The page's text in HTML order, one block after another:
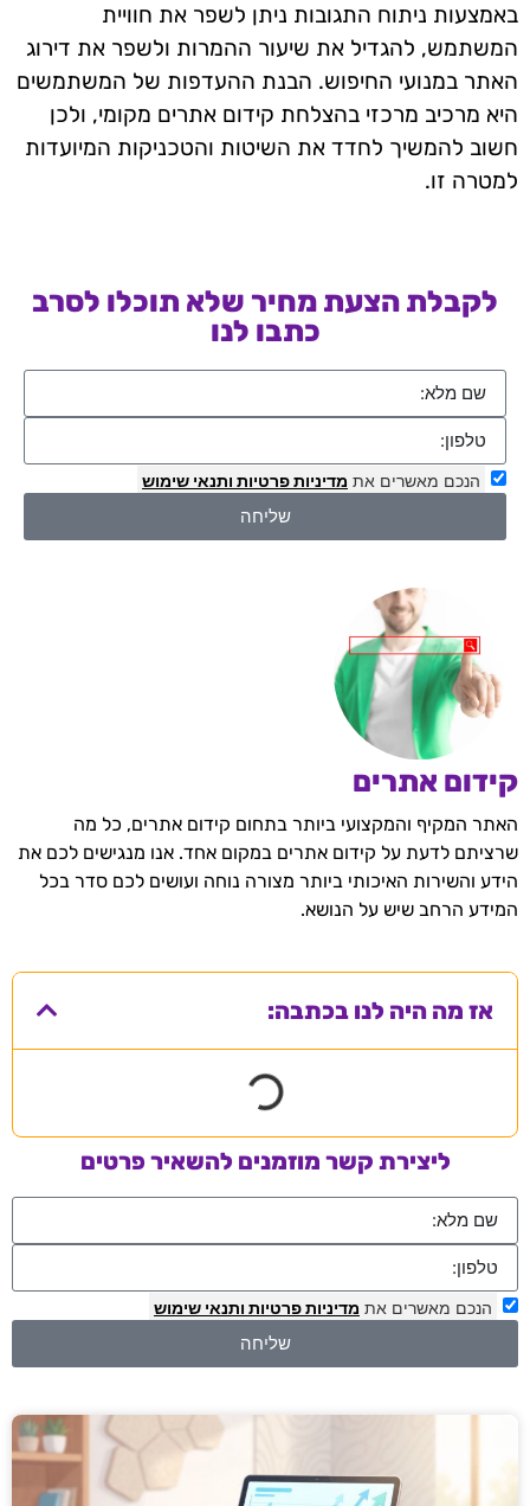
באמצעות ניתוח התגובות ניתן לשפר את חוויית
המשתמש, להגדיל את שיעור ההמרות ולשפר את דירוג
האתר במנועי החיפוש. הבנת ההעדפות של המשתמשים
היא מרכיב מרכזי בהצלחת קידום אתרים מקומי, ולכן
חשוב להמשיך לחדד את השיטות והטכניקות המיועדות
למטרה זו.
לקבלת הצעת מחיר שלא תוכלו לסרב
כתבו לנו
הנכם מאשרים את מדיניות פרטיות ותנאי שימוש
שליחה
קידום אתרים
האתר המקיף והמקצועי ביותר בתחום קידום אתרים, כל מה
שרציתם לדעת על קידום אתרים במקום אחד. אנו מנגישים לכם את
הידע והשירות האיכותי ביותר מצורה נוחה ועושים לכם סדר בכל
המידע הרחב שיש על הנושא.
אז מה היה לנו בכתבה:
ליצירת קשר מוזמנים להשאיר פרטים
הנכם מאשרים את מדיניות פרטיות ותנאי שימוש
שליחה